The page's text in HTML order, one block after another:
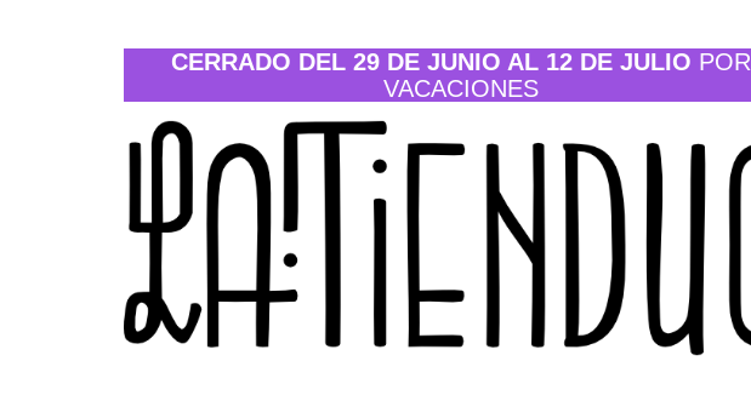
CERRADO DEL 29 DE JUNIO AL 12 DE JULIO POR
VACACIONES